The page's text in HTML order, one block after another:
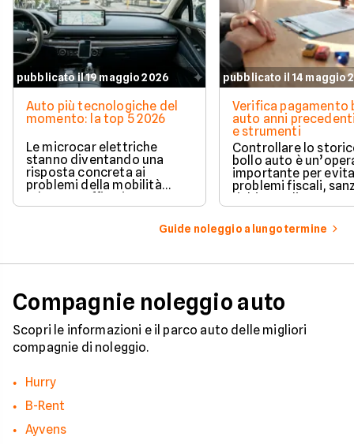
pubblicato il 19 maggio 2026
Auto più tecnologiche del
momento: la top 5 2026
Le microcar elettriche
stanno diventando una
risposta concreta ai
problemi della mobilità
urbana: traffico intenso,
parcheggi limitati e costi di
gestione sempre più alti.
pubblicato il 14 maggio
Verifica pagamento
auto anni
e strumenti
Controllare lo
bollo auto è
importante per
problemi fiscali,
richieste di
inattese.
Guide noleggio a lungo termine
Compagnie noleggio auto
Scopri le informazioni e il parco auto delle migliori
compagnie di noleggio.
Hurry
B-Rent
Ayvens